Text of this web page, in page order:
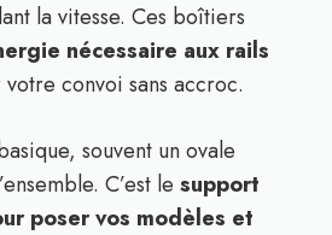
la vitesse. Ces boîtiers
nécessaire aux rails
convoi sans accroc.
souvent un ovale
C’est le support
poser vos modèles et